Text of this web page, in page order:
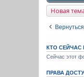
Новая
КТО СЕЙЧАС
Сейчас этот
ПРАВА